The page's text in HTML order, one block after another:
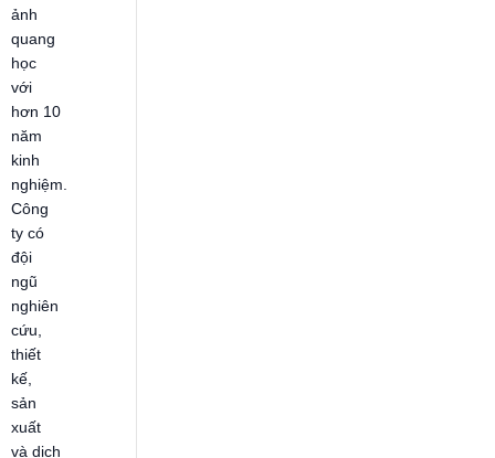
ảnh
quang
học
với
hơn 10
năm
kinh
nghiệm.
Công
ty có
đội
ngũ
nghiên
cứu,
thiết
kế,
sản
xuất
và dịch